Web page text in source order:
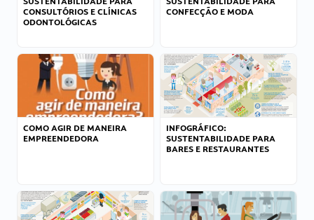
CONSULTÓRIOS E CLÍNICAS
ODONTOLÓGICAS
CONFECÇÃO E MODA
COMO AGIR DE MANEIRA
EMPREENDEDORA
INFOGRÁFICO:
SUSTENTABILIDADE PARA
BARES E RESTAURANTES